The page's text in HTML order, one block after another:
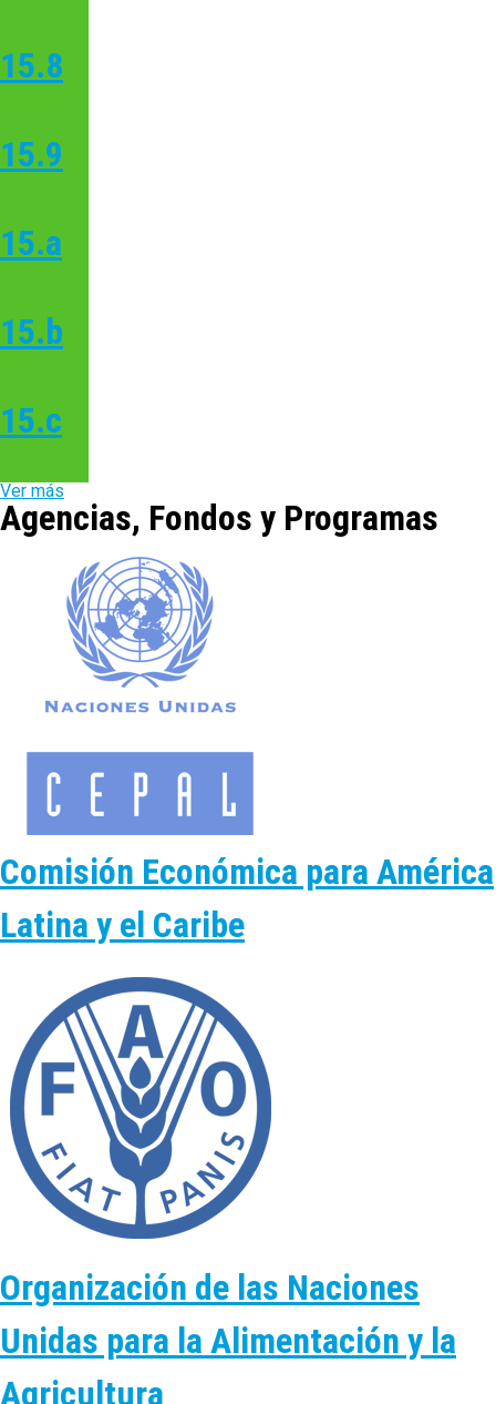
15.8
15.9
15.a
15.b
15.c
Ver más
Agencias, Fondos y Programas
Comisión Económica para América
Latina y el Caribe
Organización de las Naciones
Unidas para la Alimentación y la
Agricultura